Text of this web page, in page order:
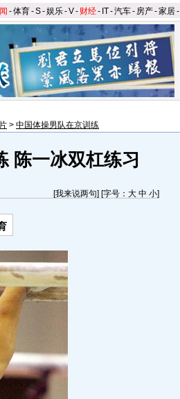
-体育-S-娱乐-V- 财经- IT-汽车- 房产-家居-
> 中国体操男队在京训练
陈一冰双杠练习
[我来说两句] [字号： 大 中 小]